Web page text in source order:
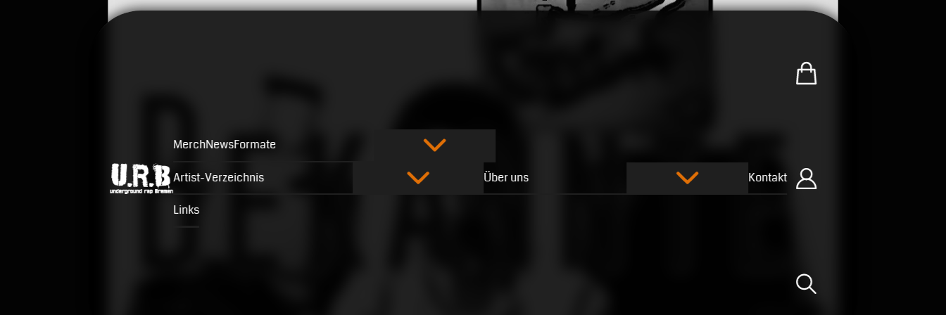
MerchNewsFormate
Artist-Verzeichnis Über uns Kontakt
Links
Zum U.R.B-Merchandise-
Einloggen
Suche öffnen